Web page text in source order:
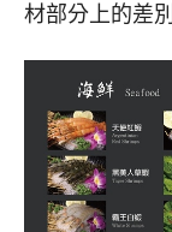
材部分上的差